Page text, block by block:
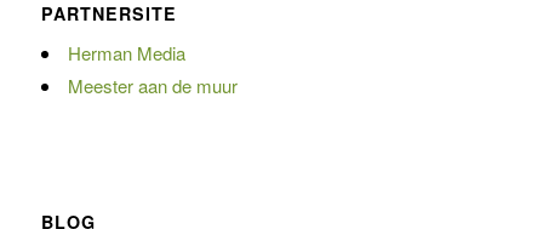
PARTNERSITE
Herman Media
Meester aan de muur
BLOG